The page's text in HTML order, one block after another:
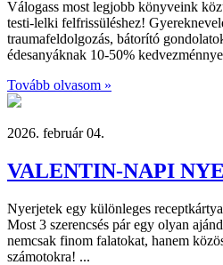
Válogass most legjobb könyveink
testi-lelki felfrissüléshez!
traumafeldolgozás, bátorító
édesanyáknak 10-50%
Tovább olvasom »
2026. február 04.
VALENTIN-NAPI
Nyerjetek egy különleges
Most 3 szerencsés pár egy olyan
nemcsak finom falatokat, hanem
számotokra! ...